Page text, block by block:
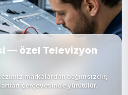
— özel Televizyon
markalardan bağımsızdır;
çerçevesinde yürütülür.